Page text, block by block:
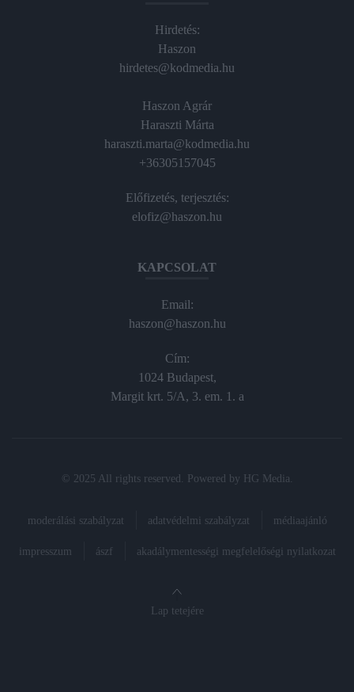
Hirdetés:
Haszon
hirdetes@kodmedia.hu
Haszon Agrár
Haraszti Márta
haraszti.marta@kodmedia.hu
+36305157045
Előfizetés, terjesztés:
elofiz@haszon.hu
KAPCSOLAT
Email:
haszon@haszon.hu
Cím:
1024 Budapest,
Margit krt. 5/A, 3. em. 1. a
© 2025 All rights reserved. Powered by HG Media
moderálási szabályzat adatvédelmi szabályzat médiaajánló
impresszum ászf akadálymentességi megfelelőségi nyilatkozat
Lap tetejére